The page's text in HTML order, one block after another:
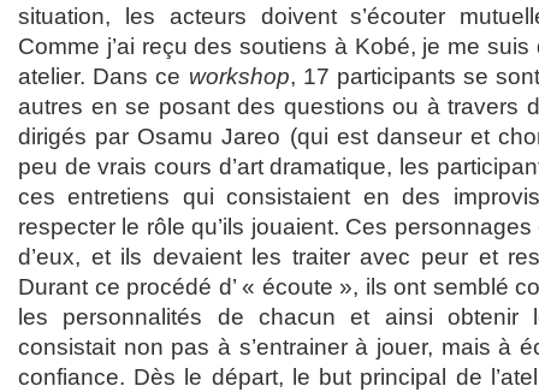
situation, les acteurs doivent s’écouter
Comme j’ai reçu des soutiens à Kobé, je me
atelier. Dans ce workshop, 17 participants se
autres en se posant des questions ou à travers
dirigés par Osamu Jareo (qui est danseur et
peu de vrais cours d’art dramatique, les
ces entretiens qui consistaient en des
respecter le rôle qu’ils jouaient. Ces
d’eux, et ils devaient les traiter avec peur et
Durant ce procédé d’ « écoute », ils ont semblé
les personnalités de chacun et ainsi obtenir
consistait non pas à s’entrainer à jouer, mais à
confiance. Dès le départ, le but principal de